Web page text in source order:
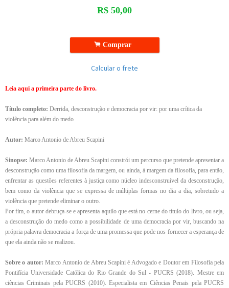
R$ 50,00
.Comprar
Calcular o frete
Leia aqui a primeira parte do livro.
Título completo: Derrida, desconstrução e democracia por vir: por uma crítica da
violência para além do medo
Autor: Marco Antonio de Abreu Scapini
Sinopse: Marco Antonio de Abreu Scapini constrói um percurso que pretende apresentar a
desconstrução como uma filosofia da margem, ou ainda, à margem da filosofia, para então,
enfrentar as questões referentes à justiça como núcleo indesconstruível da desconstrução,
bem como da violência que se expressa de múltiplas formas no dia a dia, sobretudo a
violência que pretende eliminar o outro.
Por fim, o autor debruça-se e apresenta aquilo que está no cerne do título do livro, ou seja,
a desconstrução do medo como a possibilidade de uma democracia por vir, buscando na
própria palavra democracia a força de uma promessa que pode nos fornecer a esperança de
que ela ainda não se realizou.
Sobre o autor:Marco Antonio de Abreu Scapini é Advogado e Doutor em Filosofia pela
Pontifícia Universidade Católica do Rio Grande do Sul - PUCRS (2018). Mestre em
ciências Criminais pela PUCRS (2010). Especialista em Ciências Penais pela PUCRS